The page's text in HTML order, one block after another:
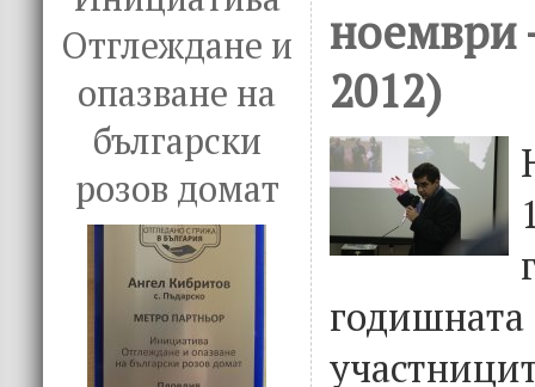
Отглеждане и
опазване на
български
розов домат
ноември
2012)